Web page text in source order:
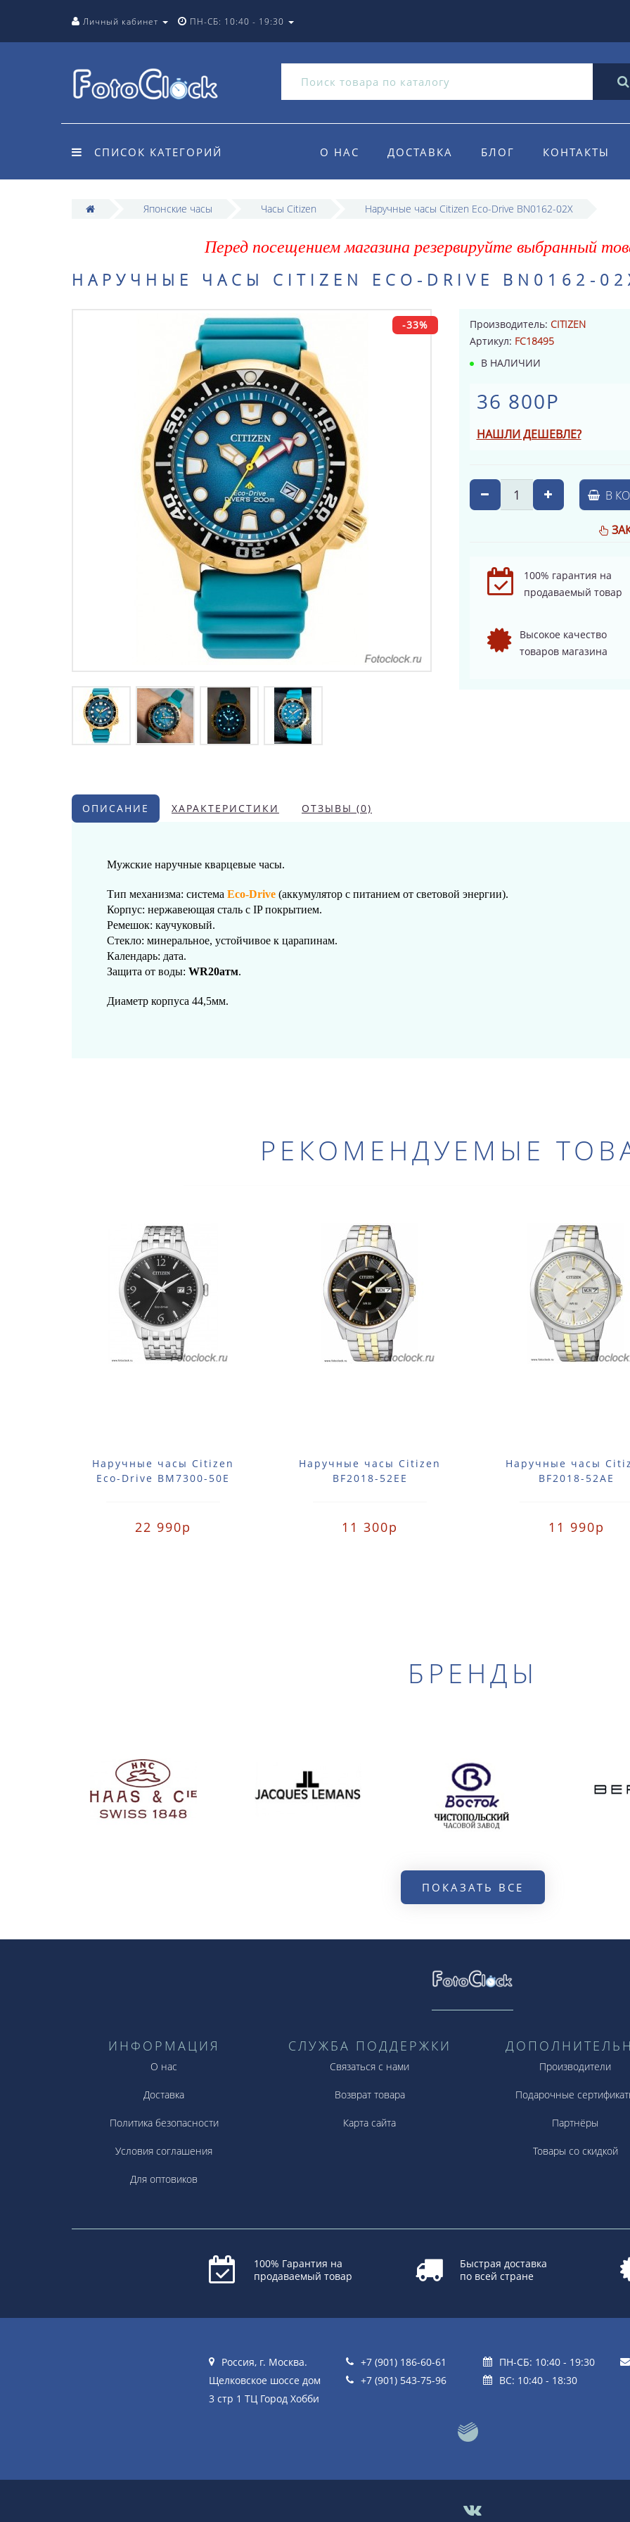
Личный кабинет ПН-СБ: 10:40 - 19:30
СПИСОК КАТЕГОРИЙ О НАС ДОСТАВКА БЛОГ КОНТАКТЫ
Японские часы Часы Citizen Наручные часы Citizen Eco-Drive BN0162-02X
Перед посещением магазина резервируйте выбранный
НАРУЧНЫЕ ЧАСЫ CITIZEN ECO-DRIVE BN0162-
-33% Производитель: CITIZEN
Артикул: FC18495
В НАЛИЧИИ
36 800Р
НАШЛИ ДЕШЕВЛЕ?
В
100% гарантия на
продаваемый товар
Высокое качество
товаров магазина
ОПИСАНИЕ ХАРАКТЕРИСТИКИ ОТЗЫВЫ (0)
Мужские наручные кварцевые часы.
Тип механизма: система Eco-Drive (аккумулятор с питанием от световой энергии).
Корпус: нержавеющая сталь с IP покрытием.
Ремешок: каучуковый.
Стекло: минеральное, устойчивое к царапинам.
Календарь: дата.
Защита от воды: WR20атм.
Диаметр корпуса 44,5мм.
РЕКОМЕНДУЕМЫЕ
Наручные часы Citizen
Eco-Drive BM7300-50E
22 990р
Наручные часы Citizen
BF2018-52EE
11 300р
Наручные часы
BF2018-52AE
11 990р
БРЕНДЫ
ПОКАЗАТЬ ВСЕ
ИНФОРМАЦИЯ
О нас
Доставка
Политика безопасности
Условия соглашения
Для оптовиков
СЛУЖБА ПОДДЕРЖКИ
Связаться с нами
Возврат товара
Карта сайта
Производители
Подарочные
Партнёры
Товары со скидкой
100% Гарантия на
продаваемый товар
Быстрая доставка
по всей стране
Россия, г. Москва.
Щелковское шоссе дом
3 стр 1 ТЦ Город Хобби
+7 (901) 186-60-61
+7 (901) 543-75-96
ПН-СБ: 10:40 - 19:30
ВС: 10:40 - 18:30